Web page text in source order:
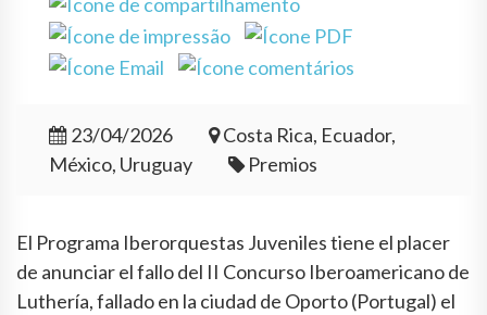
23/04/2026
Costa Rica, Ecuador,
México, Uruguay
Premios
El Programa Iberorquestas Juveniles tiene el placer
de anunciar el fallo del II Concurso Iberoamericano de
Luthería, fallado en la ciudad de Oporto (Portugal) el